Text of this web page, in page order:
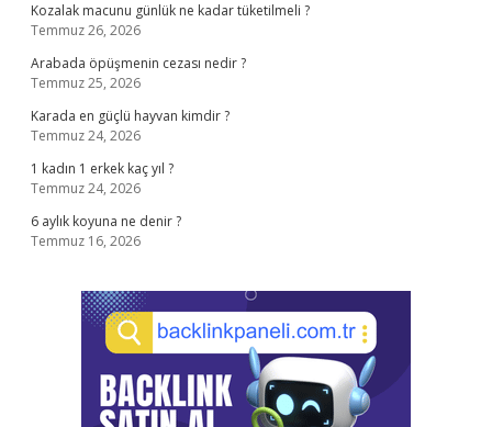
Kozalak macunu günlük ne kadar tüketilmeli ?
Temmuz 26, 2026
Arabada öpüşmenin cezası nedir ?
Temmuz 25, 2026
Karada en güçlü hayvan kimdir ?
Temmuz 24, 2026
1 kadın 1 erkek kaç yıl ?
Temmuz 24, 2026
6 aylık koyuna ne denir ?
Temmuz 16, 2026